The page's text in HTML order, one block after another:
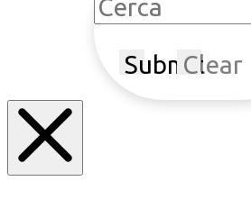
SubmitClear